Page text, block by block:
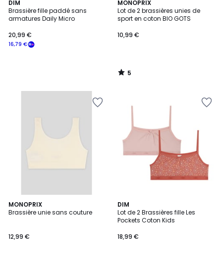
DIM
Brassière fille paddé sans
armatures Daily Micro
16,79 €
20,99 €
MONOPRIX
Lot de 2 brassières unies de
sport en coton BIO GOTS
10,99 €
5
/
5
5
/
MONOPRIX
Brassière unie sans couture
12,99 €
DIM
Lot de 2 Brassières fille Les
Pockets Coton Kids
18,99 €
2
Couleurs